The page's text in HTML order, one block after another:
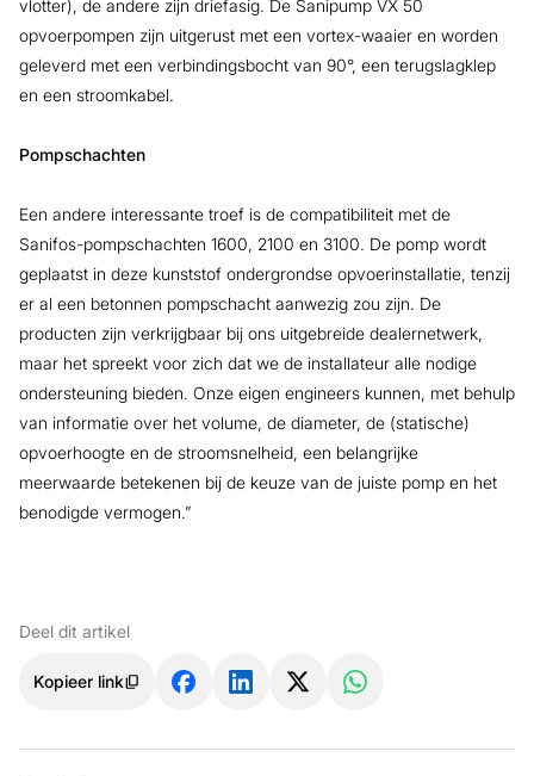
vlotter), de andere zijn driefasig. De Sanipump VX 50
opvoerpompen zijn uitgerust met een vortex-waaier en worden
geleverd met een verbindingsbocht van 90°, een terugslagklep
en een stroomkabel.
Pompschachten
Een andere interessante troef is de compatibiliteit met de
Sanifos-pompschachten 1600, 2100 en 3100. De pomp wordt
geplaatst in deze kunststof ondergrondse opvoerinstallatie, tenzij
er al een betonnen pompschacht aanwezig zou zijn. De
producten zijn verkrijgbaar bij ons uitgebreide dealernetwerk,
maar het spreekt voor zich dat we de installateur alle nodige
ondersteuning bieden. Onze eigen engineers kunnen, met behulp
van informatie over het volume, de diameter, de (statische)
opvoerhoogte en de stroomsnelheid, een belangrijke
meerwaarde betekenen bij de keuze van de juiste pomp en het
benodigde vermogen.”
Deel dit artikel
Kopieer link